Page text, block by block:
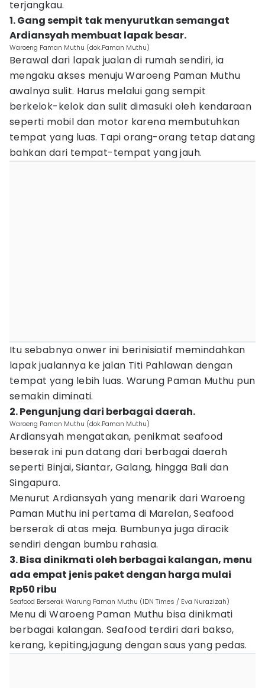
terjangkau.
1. Gang sempit tak menyurutkan semangat
Ardiansyah membuat lapak besar.
Waroeng Paman Muthu (dok.Paman Muthu)
Berawal dari lapak jualan di rumah sendiri, ia
mengaku akses menuju Waroeng Paman Muthu
awalnya sulit. Harus melalui gang sempit
berkelok-kelok dan sulit dimasuki oleh kendaraan
seperti mobil dan motor karena membutuhkan
tempat yang luas. Tapi orang-orang tetap datang
bahkan dari tempat-tempat yang jauh.
Itu sebabnya onwer ini berinisiatif memindahkan
lapak jualannya ke jalan Titi Pahlawan dengan
tempat yang lebih luas. Warung Paman Muthu pun
semakin diminati.
2. Pengunjung dari berbagai daerah.
Waroeng Paman Muthu (dok.Paman Muthu)
Ardiansyah mengatakan, penikmat seafood
beserak ini pun datang dari berbagai daerah
seperti Binjai, Siantar, Galang, hingga Bali dan
Singapura.
Menurut Ardiansyah yang menarik dari Waroeng
Paman Muthu ini pertama di Marelan, Seafood
berserak di atas meja. Bumbunya juga diracik
sendiri dengan bumbu rahasia.
3. Bisa dinikmati oleh berbagai kalangan, menu
ada empat jenis paket dengan harga mulai
Rp50 ribu
Seafood Berserak Warung Paman Muthu (IDN Times / Eva Nurazizah)
Menu di Waroeng Paman Muthu bisa dinikmati
berbagai kalangan. Seafood terdiri dari bakso,
kerang, kepiting,jagung dengan saus yang pedas.